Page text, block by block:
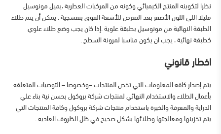
نظرا لتكوينه المنتج الكيميائي وكونه من المركبات العطرية ،يميل مونوسيل
قليلا اللي اللون الأصفر بعد التعرض للأشعة الفوق بنفسجية . يمكن أن يتم طلاء
الطبقة النهائية من مونوسيل بطبقة علوية .إذا كان يجب وضع طلاء علوي
كطبقة نهائية ، يجب ان يكون مناسبا لمرونة السطح .
اخطار قانوني
يتم إصدار كافة المعلومات التي تخص المنتجات –وخصوصا – التوصيات المتعلقة
بأعمال الطلاء والاستخدام النهائي لمنتجات شركة بروكول بحسن نية بناء علي
الدراية والمعرفة والخبرة باستخدام منتجات شركة بروكول وكافة المنتجات التي
يتم تخزينها ومعالجتها وطلائها بشكل صحيح في ظل الظروف العادية .